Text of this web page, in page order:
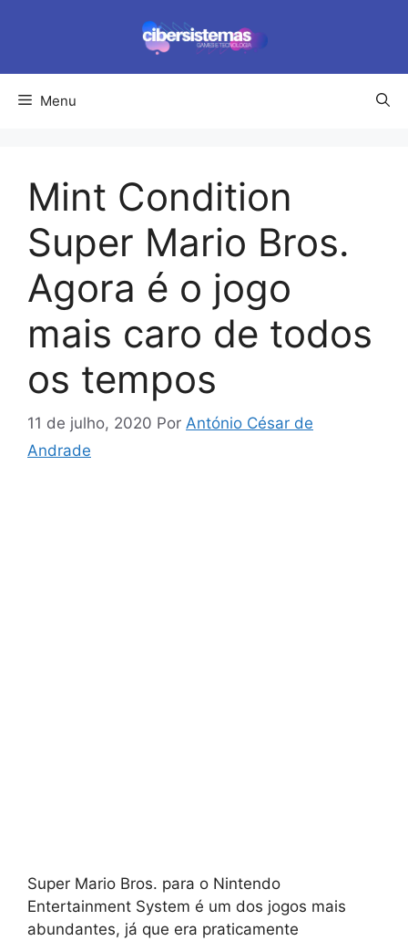
conteúdo
Menu
Mint Condition
Super Mario Bros.
Agora é o jogo
mais caro de todos
os tempos
11 de julho, 2020 Por António César de
Andrade
Super Mario Bros. para o Nintendo
Entertainment System é um dos jogos mais
abundantes, já que era praticamente